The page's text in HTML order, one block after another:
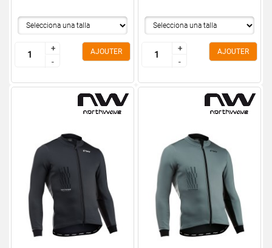
+
-
+
-
AJOUTER
+
-
+
-
AJOUTER